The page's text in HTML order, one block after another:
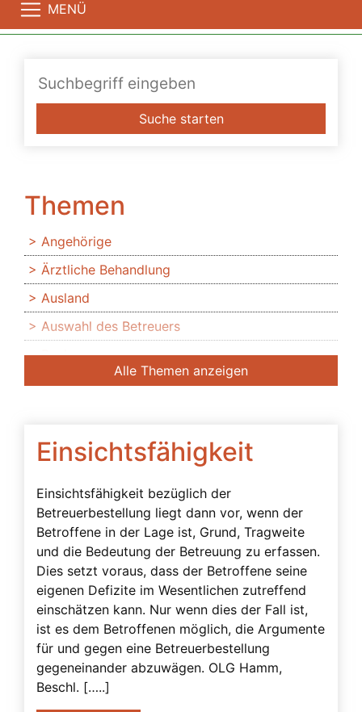
MENÜ
Suche starten
Einsichtsfähigkeit
Einsichtsfähigkeit bezüglich der
Betreuerbestellung liegt dann vor, wenn der
Betroffene in der Lage ist, Grund, Tragweite
und die Bedeutung der Betreuung zu erfassen.
Dies setzt voraus, dass der Betroffene seine
eigenen Defizite im Wesentlichen zutreffend
einschätzen kann. Nur wenn dies der Fall ist,
ist es dem Betroffenen möglich, die Argumente
für und gegen eine Betreuerbestellung
gegeneinander abzuwägen. OLG Hamm,
Beschl. […..]
Themen
Angehörige
Ärztliche Behandlung
Ausland
Auswahl des Betreuers
Banken
Bedingte Vollmacht
Beglaubigung
Beratung des Bevollmächtigten durch das
Betreuungsgericht
Beschwerdebefugnis
Besuchsverbot
Beteiligte
Betreuerbestellung
Betreuervergütung
Betreuung
Betreuung in Österreich
Alle Themen anzeigen